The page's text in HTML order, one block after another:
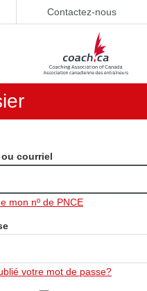
Contactez-nous
ou courriel
mon nº de PNCE
votre mot de passe?